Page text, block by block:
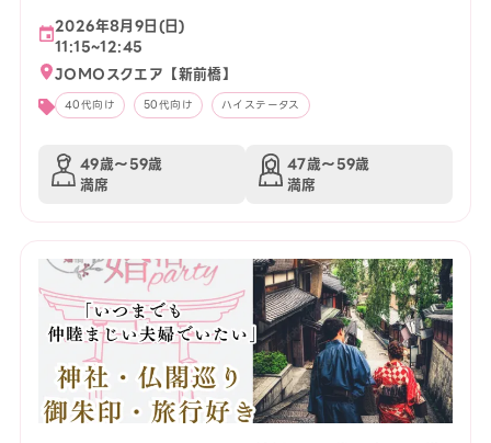
2026年8月9日(日)
11:15~12:45
JOMOスクエア【新前橋】
40代向け 50代向け ハイステータス
49歳〜59歳
満席
47歳〜59歳
満席